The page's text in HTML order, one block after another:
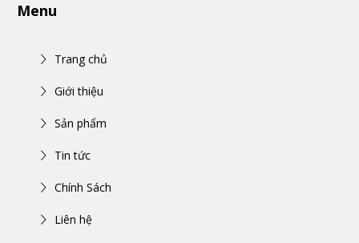
Menu
Trang chủ
Giới thiệu
Sản phẩm
Tin tức
Chính Sách
Liên hệ